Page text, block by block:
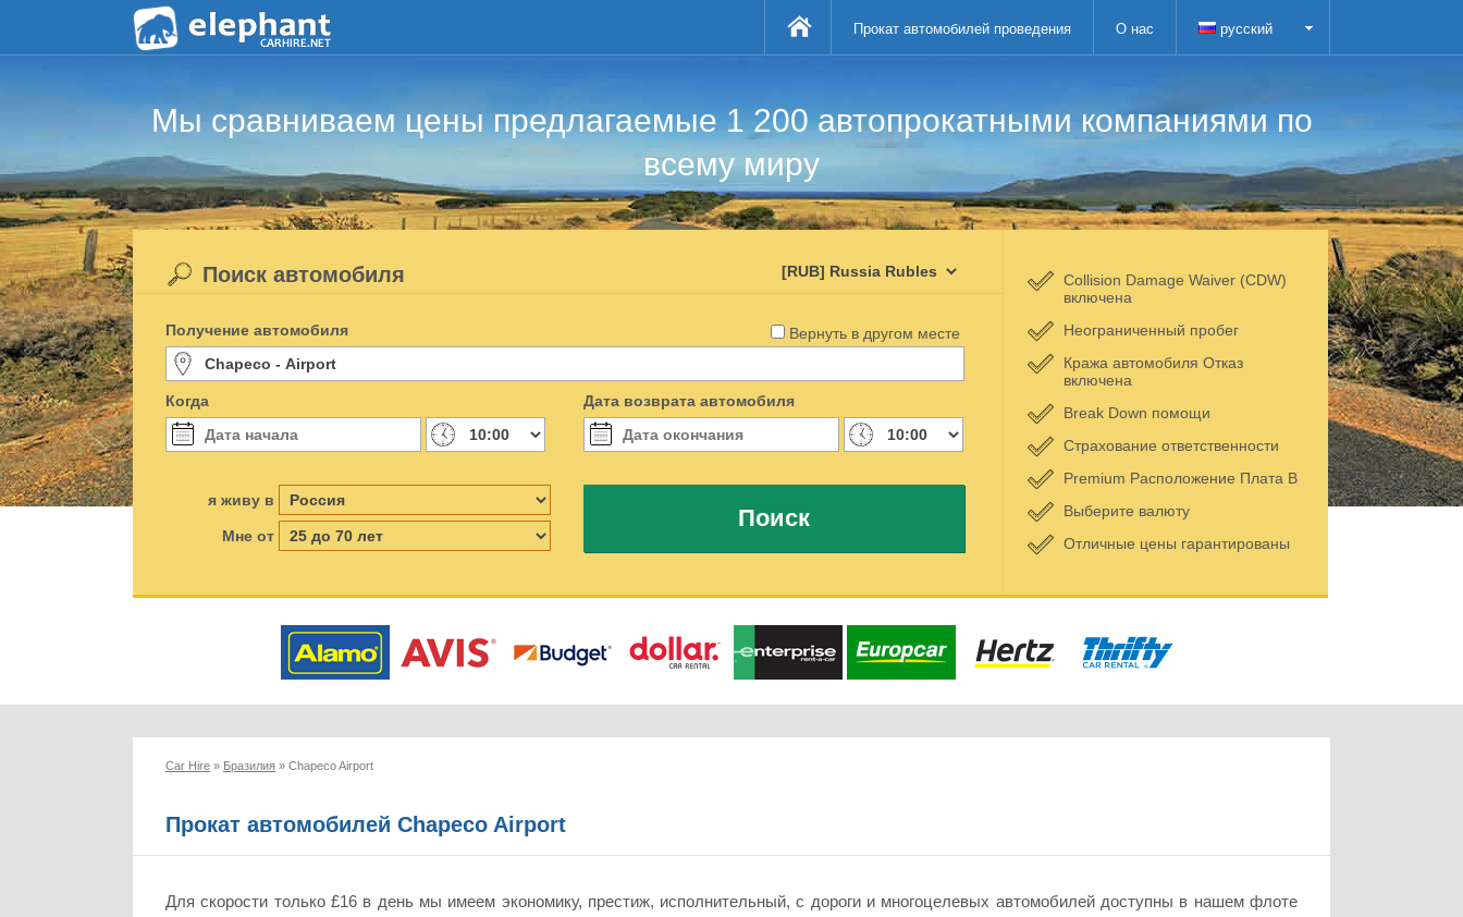
Прокат автомобилей проведения О нас русский
Мы сравниваем цены предлагаемые 1 200 автопрокатными компаниями по
всему миру
Вернуть в другом месте
Поиск автомобиля
Получение автомобиля
Когда Дата возврата автомобиля
я живу в
Мне от
Поиск
Collision Damage Waiver (CDW)
включена
Неограниченный пробег
Кража автомобиля Отказ
включена
Break Down помощи
Страхование ответственности
Premium Расположение Плата В
Выберите валюту
Отличные цены гарантированы
Car Hire » Бразилия » Chapeco Airport
Прокат автомобилей Chapeco Airport
Для скорости только £16 в день мы имеем экономику, престиж, исполнительный, с дороги и многоцелевых автомобилей доступны в нашем флоте